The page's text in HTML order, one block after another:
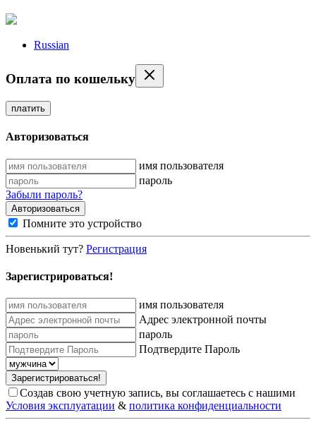
Russian
Оплата по кошельку
платить
Авторизоваться
имя пользователя
пароль
Забыли пароль?
Помните это устройство
Новенький тут? Регистрация
Зарегистрироваться!
имя пользователя
Адрес электронной почты
пароль
Подтвердите Пароль
Создав свою учетную запись, вы соглашаетесь с нашими
Условия эксплуатации & политика конфиденциальности